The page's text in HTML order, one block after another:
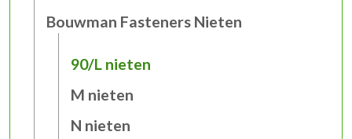
Bouwman Fasteners Nieten
90/L nieten
M nieten
N nieten